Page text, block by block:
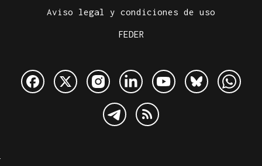
Aviso legal y condiciones de uso
FEDER